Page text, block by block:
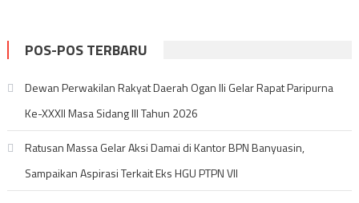
POS-POS TERBARU
Dewan Perwakilan Rakyat Daerah Ogan Ili Gelar Rapat Paripurna
Ke-XXXII Masa Sidang III Tahun 2026
Ratusan Massa Gelar Aksi Damai di Kantor BPN Banyuasin,
Sampaikan Aspirasi Terkait Eks HGU PTPN VII